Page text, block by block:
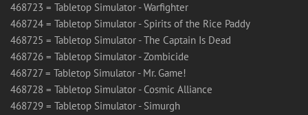
468723 = Tabletop Simulator - Warfighter
468724 = Tabletop Simulator - Spirits of the Rice Paddy
468725 = Tabletop Simulator - The Captain Is Dead
468726 = Tabletop Simulator - Zombicide
468727 = Tabletop Simulator - Mr. Game!
468728 = Tabletop Simulator - Cosmic Alliance
468729 = Tabletop Simulator - Simurgh